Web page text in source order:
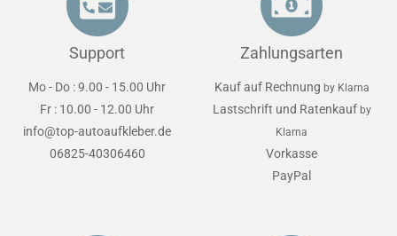
Support
Mo - Do : 9.00 - 15.00 Uhr
Fr : 10.00 - 12.00 Uhr
info@top-autoaufkleber.de
06825-40306460
Zahlungsarten
Kauf auf Rechnung by Klarna
Lastschrift und Ratenkauf by
Klarna
Vorkasse
PayPal